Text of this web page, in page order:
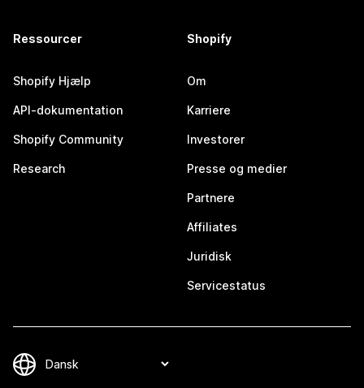
Ressourcer
Shopify Hjælp
API-dokumentation
Shopify Community
Research
Shopify
Om
Karriere
Investorer
Presse og medier
Partnere
Affiliates
Juridisk
Servicestatus